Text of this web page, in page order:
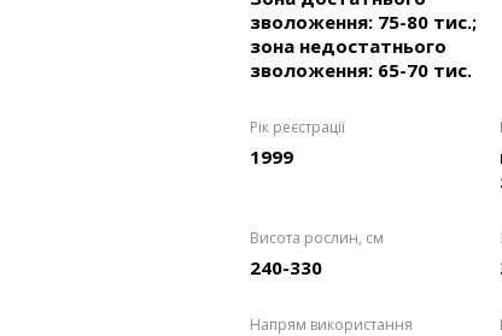
зволоження: 75-80 тис.;
зона недостатнього
зволоження: 65-70 тис.
Рік реєстрації
1999
Висота рослин, см
240-330
Напрям використання